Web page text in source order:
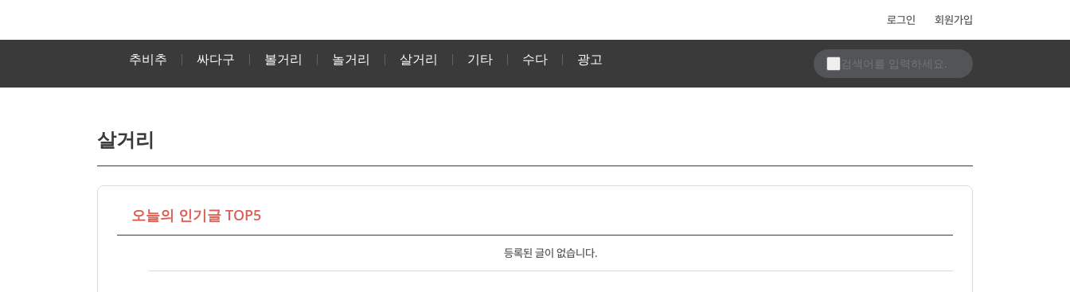
로그인 회원가입
추비추 싸다구 볼거리 놀거리 살거리 기타 수다 광고
살거리
오늘의 인기글 TOP5
등록된 글이 없습니다.